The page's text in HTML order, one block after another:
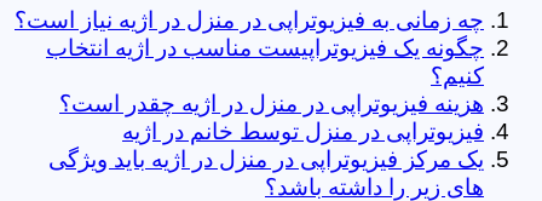
چه زمانی به فیزیوتراپی در منزل در اژیه نیاز است؟
چگونه یک فیزیوتراپیست مناسب در اژیه انتخاب
کنیم؟
هزینه فیزیوتراپی در منزل در اژیه چقدر است؟
فیزیوتراپی در منزل توسط خانم در اژیه
یک مرکز فیزیوتراپی در منزل در اژیه باید ویژگی
های زیر را داشته باشد؟